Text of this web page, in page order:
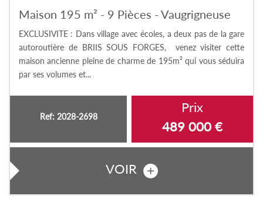
Maison 195 m² - 9 Pièces - Vaugrigneuse
EXCLUSIVITE : Dans village avec écoles, a deux pas de la gare
autoroutière de BRIIS SOUS FORGES, venez visiter cette
maison ancienne pleine de charme de 195m² qui vous séduira
par ses volumes et...
Ref: 2028-2698
Prix
489 000 €
VOIR